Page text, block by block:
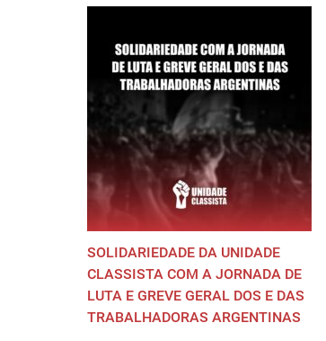
SOLIDARIEDADE DA UNIDADE
CLASSISTA COM A JORNADA DE
LUTA E GREVE GERAL DOS E DAS
TRABALHADORAS ARGENTINAS